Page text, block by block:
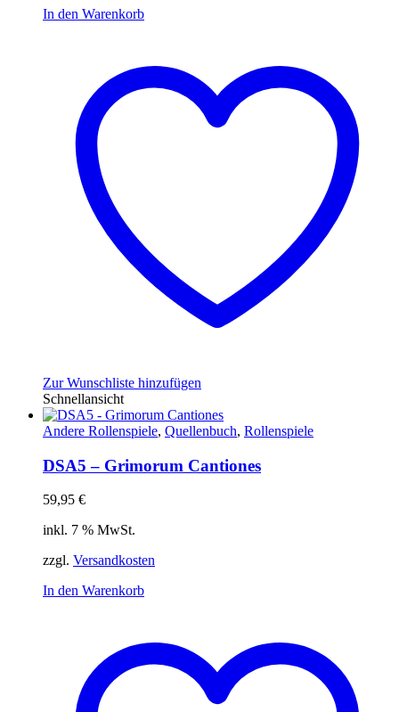
In den Warenkorb
Zur Wunschliste hinzufügen
Schnellansicht
Andere Rollenspiele, Quellenbuch, Rollenspiele
DSA5 – Grimorum Cantiones
59,95 €
inkl. 7 % MwSt.
zzgl. Versandkosten
In den Warenkorb